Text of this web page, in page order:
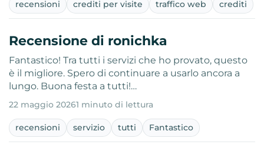
recensioni crediti per visite traffico web crediti
Recensione di ronichka
Fantastico! Tra tutti i servizi che ho provato, questo
è il migliore. Spero di continuare a usarlo ancora a
lungo. Buona festa a tutti!…
22 maggio 20261 minuto di lettura
recensioni servizio tutti Fantastico